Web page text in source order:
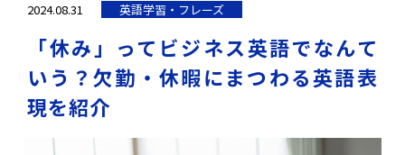
2024.08.31 英語学習・フレーズ
「休み」ってビジネス英語でなんて
いう？欠勤・休暇にまつわる英語表
現を紹介